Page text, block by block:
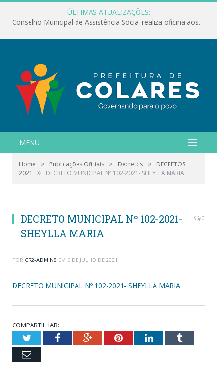
ÚLTIMAS ATUALIZAÇÕES:
Conselho Municipal de Assistência Social realiza oficina aos servidores
MENU
Home » Publicações Oficiais » Decretos »
DECRETOS
2021
» DECRETO MUNICIPAL Nº 102-2021- SHEYLLA MARIA
DECRETO MUNICIPAL Nº 102-2021-
SHEYLLA MARIA
0
POR CR2-ADMIN8 EM 6 DE JULHO DE 2021
DECRETO MUNICIPAL Nº 102-2021- SHEYLLA MARIA
COMPARTILHAR:
TwitterFacebookGoogle+PinterestLinkedInTumblr
Email